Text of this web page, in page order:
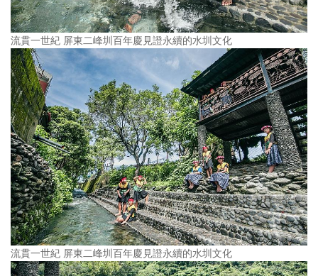
流貫一世紀 屏東二峰圳百年慶見證永續的水圳文化
流貫一世紀 屏東二峰圳百年慶見證永續的水圳文化